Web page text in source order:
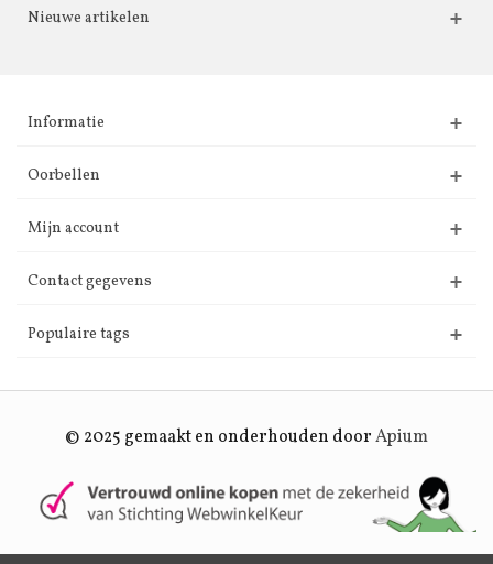
Nieuwe artikelen
Informatie
Oorbellen
Mijn account
Contact gegevens
Populaire tags
© 2025 gemaakt en onderhouden doorApium